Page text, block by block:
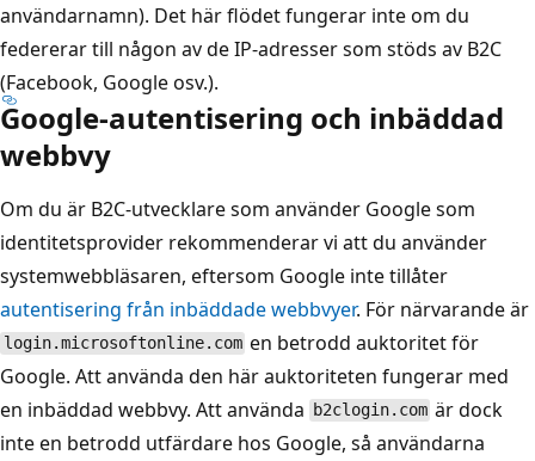
användarnamn). Det här flödet fungerar inte om du
federerar till någon av de IP-adresser som stöds av B2C
(Facebook, Google osv.).
Google-autentisering och inbäddad
webbvy
Om du är B2C-utvecklare som använder Google som
identitetsprovider rekommenderar vi att du använder
systemwebbläsaren, eftersom Google inte tillåter
autentisering från inbäddade webbvyer. För närvarande är
login.microsoftonline.com en betrodd auktoritet för
Google. Att använda den här auktoriteten fungerar med
en inbäddad webbvy. Att använda
b2clogin.com är dock
inte en betrodd utfärdare hos Google, så användarna